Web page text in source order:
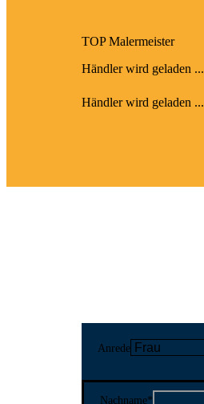
TOP Maler­meister
Händler wird geladen ...
Händler wird geladen ...
Anrede
Nachname*